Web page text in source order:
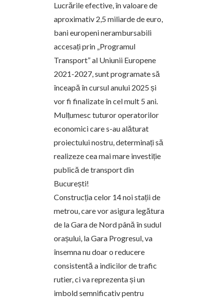
Lucrările efective, în valoare de
aproximativ 2,5 miliarde de euro,
bani europeni nerambursabili
accesați prin „Programul
Transport” al Uniunii Europene
2021-2027, sunt programate să
înceapă în cursul anului 2025 și
vor fi finalizate în cel mult 5 ani.
Mulțumesc tuturor operatorilor
economici care s-au alăturat
proiectului nostru, determinați să
realizeze cea mai mare investiție
publică de transport din
București!
Construcția celor 14 noi stații de
metrou, care vor asigura legătura
de la Gara de Nord până în sudul
orașului, la Gara Progresul, va
însemna nu doar o reducere
consistentă a indicilor de trafic
rutier, ci va reprezenta și un
imbold semnificativ pentru